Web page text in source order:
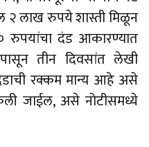
२ लाख रुपये शास्ती मिळून
रुपयांचा दंड आकारण्यात
तीन दिवसांत लेखी
रक्कम मान्य आहे असे
जाईल, असे नोटीसमध्ये